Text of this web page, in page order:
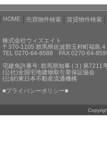
HOME 売買物件検索 賃貸物件検索
株式会社ウィズエイト
〒370-1105 群馬県佐波郡玉村町福島４
TEL 0270-64-8588 FAX 0270-64-
宅建免許番号: 群馬県知事 (３) 第7211
(公社)全国宅地建物取引業保証協会
(公財)東日本不動産流通機構
■プライバシーポリシー■